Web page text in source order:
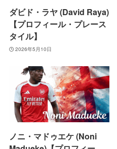
ダビド・ラヤ (David Raya)
【プロフィール・プレース
タイル】
2026年5月10日
ノニ・マドゥエケ (Noni